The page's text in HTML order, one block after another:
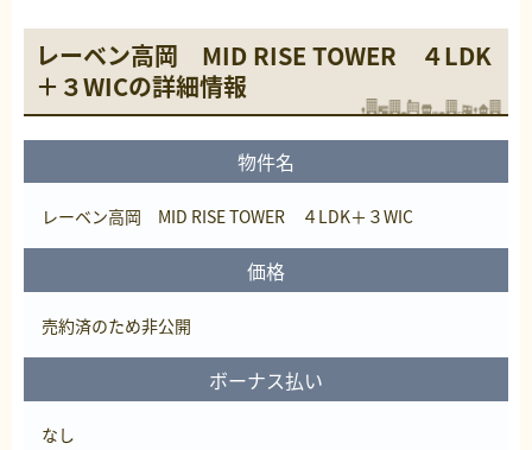
レーベン高岡 MID RISE TOWER ４LDK
＋３WICの詳細情報
物件名
レーベン高岡 MID RISE TOWER ４LDK＋３WIC
価格
売約済のため非公開
ボーナス払い
なし